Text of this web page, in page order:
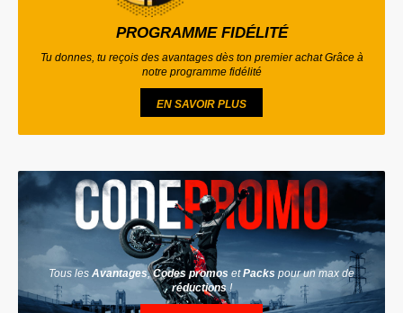
PROGRAMME FIDÉLITÉ
Tu donnes, tu reçois des avantages dès ton premier achat Grâce à
notre programme fidélité
EN SAVOIR PLUS
Tous les Avantages,Codes promos etPacks pour un max de
réductions !